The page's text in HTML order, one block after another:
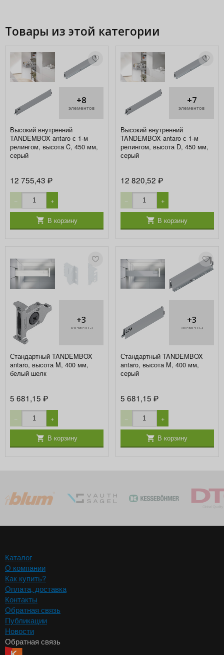
Товары из этой категории
+8
элементов
Высокий внутренний
TANDEMBOX antaro с 1-м
релингом, высота C, 450 мм,
серый
12 755,43₽
− +
В корзину
+7
элементов
Высокий внутренний
TANDEMBOX antaro с 1-м
релингом, высота D, 450 мм,
серый
12 820,52 ₽
− +
В корзину
+3
элемента
Стандартный TANDEMBOX
antaro, высота M, 400 мм,
белый шелк
5 681,15₽
− +
В корзину
+3
элемента
Стандартный TANDEMBOX
antaro, высота M, 400 мм,
серый
5 681,15 ₽
− +
В корзину
Каталог
О компании
Как купить?
Оплата, доставка
Контакты
Обратная связь
Публикации
Новости
Обратная связь